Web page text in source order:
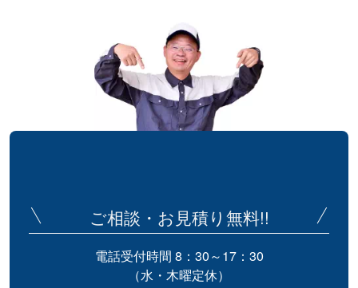
ご相談・お見積り無料!!
電話受付時間 8：30～17：30
（水・木曜定休）